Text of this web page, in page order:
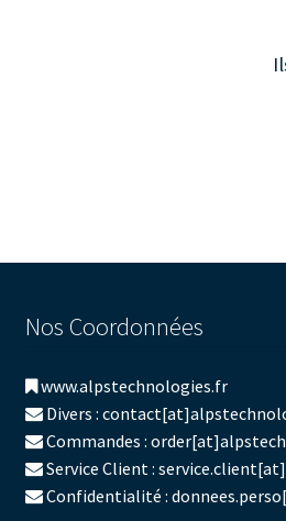
Nos Coordonnées
www.alpstechnologies.fr
Divers :
Commandes :
Service Client :
Confidentialité :